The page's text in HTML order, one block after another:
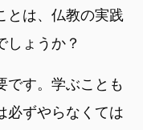
とは、仏教の実践
しょうか？
です。学ぶことも
必ずやらなくては